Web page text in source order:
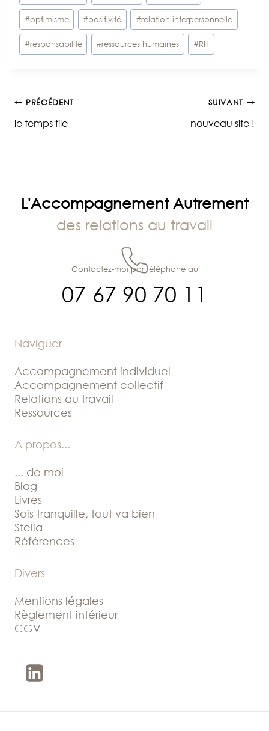
#optimisme #positivité #relation interpersonnelle
#responsabilité #ressources humaines #RH
Navigation
PRÉCÉDENT
le temps file
SUIVANT
nouveau site !
L'Accompagnement Autrement
des relations au travail
07 67 90 70 11
Contactez-moi par téléphone au
Naviguer
Accompagnement individuel
Accompagnement collectif
Relations au travail
Ressources
A propos...
... de moi
Blog
Livres
Sois tranquille, tout va bien
Stella
Références
Divers
Mentions légales
Règlement intérieur
CGV